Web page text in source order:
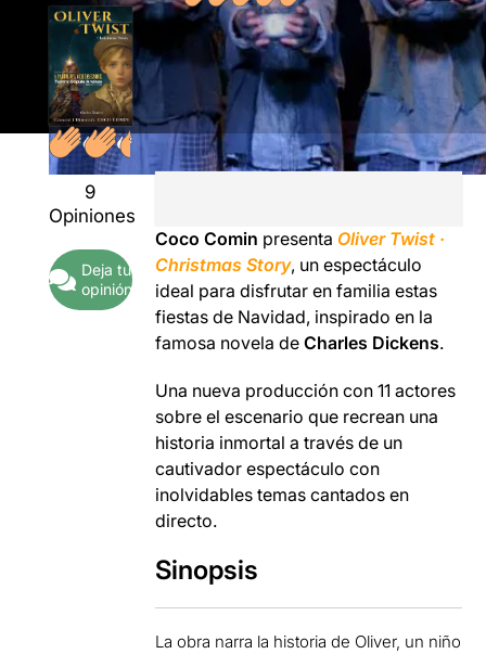
9
Opiniones
Deja tu
opinión
Coco Comin presenta Oliver Twist ·
Christmas Story, un espectáculo
ideal para disfrutar en familia estas
fiestas de Navidad, inspirado en la
famosa novela deCharles Dickens.
Una nueva producción con 11 actores
sobre el escenario que recrean una
historia inmortal a través de un
cautivador espectáculo con
inolvidables temas cantados en
directo.
Sinopsis
La obra narra la historia de Oliver, un niño